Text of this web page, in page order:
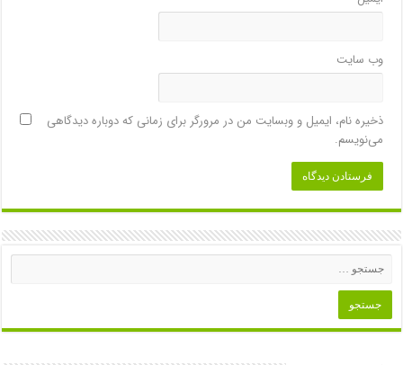
وب‌ سایت
ذخیره نام، ایمیل و وبسایت من در مرورگر برای زمانی که دوباره دیدگاهی
می‌نویسم.